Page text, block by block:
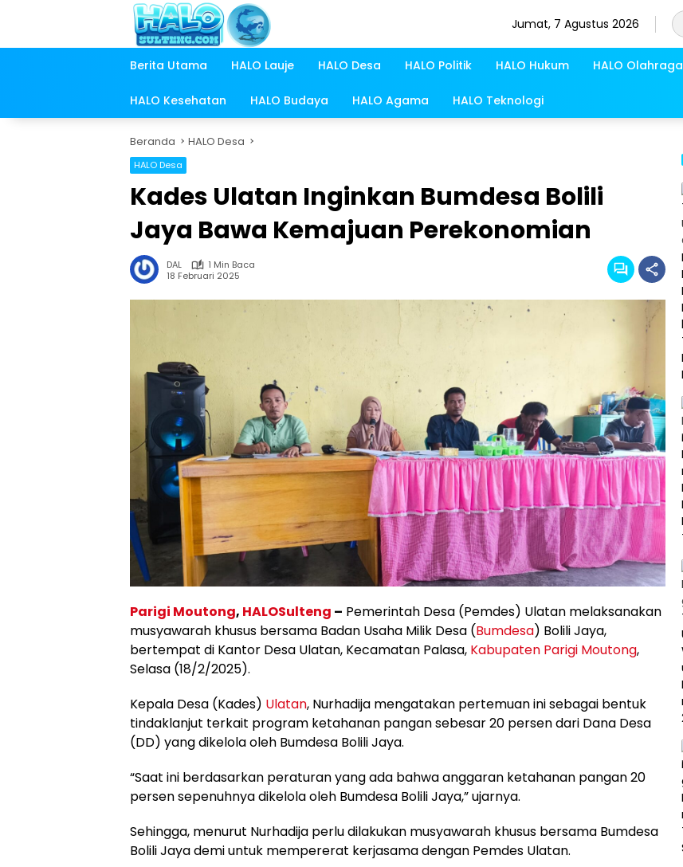
Jumat, 7 Agustus 2026
Berita Utama HALO Lauje HALO Desa HALO Politik HALO Hukum HALO Olahraga
HALO Kesehatan HALO Budaya HALO Agama HALO Teknologi
Beranda HALO Desa
HALO Desa
Kades Ulatan Inginkan Bumdesa Bolili
Jaya Bawa Kemajuan Perekonomian
DAL
1 Min Baca
18 Februari 2025
Parigi Moutong, HALOSulteng – Pemerintah Desa (Pemdes) Ulatan melaksanakan
musyawarah khusus bersama Badan Usaha Milik Desa (Bumdesa) Bolili Jaya,
bertempat di Kantor Desa Ulatan, Kecamatan Palasa, Kabupaten Parigi Moutong,
Selasa (18/2/2025).
Kepala Desa (Kades) Ulatan, Nurhadija mengatakan pertemuan ini sebagai bentuk
tindaklanjut terkait program ketahanan pangan sebesar 20 persen dari Dana Desa
(DD) yang dikelola oleh Bumdesa Bolili Jaya.
“Saat ini berdasarkan peraturan yang ada bahwa anggaran ketahanan pangan 20
persen sepenuhnya dikelola oleh Bumdesa Bolili Jaya,” ujarnya.
Sehingga, menurut Nurhadija perlu dilakukan musyawarah khusus bersama Bumdesa
Bolili Jaya demi untuk mempererat kerjasama dengan Pemdes Ulatan.